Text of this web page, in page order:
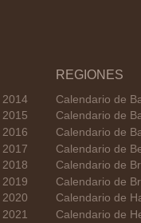
REGIONES
Calendario de
Calendario de
Calendario de
Calendario de
Calendario de
Calendario de
Calendario de
Calendario de
2014